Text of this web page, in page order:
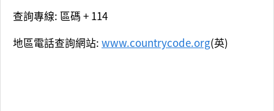
查詢專線: 區碼 + 114
地區電話查詢網站: www.countrycode.org(英)